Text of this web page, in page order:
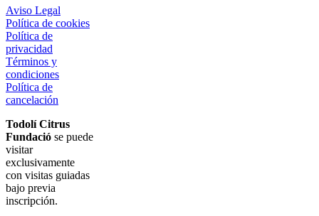
Aviso Legal
Política de cookies
Política de
privacidad
Términos y
condiciones
Política de
cancelación
Todolí Citrus
Fundació se puede
visitar
exclusivamente
con visitas guiadas
bajo previa
inscripción.